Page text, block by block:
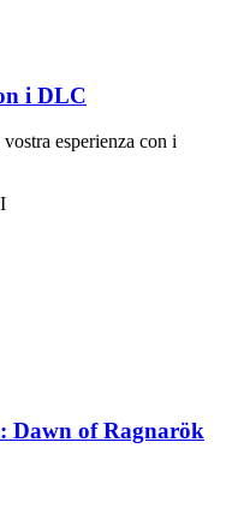
i DLC
esperienza con i
Dawn of Ragnarök